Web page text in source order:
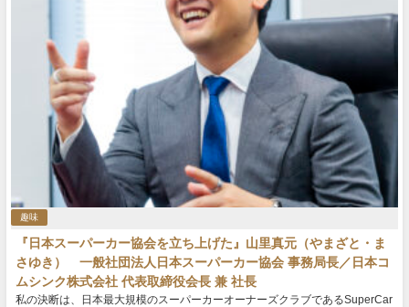
趣味
『日本スーパーカー協会を立ち上げた』山里真元（やまざと・ま
さゆき） 一般社団法人日本スーパーカー協会 事務局長／日本コ
ムシンク株式会社 代表取締役会長 兼 社長
私の決断は、日本最大規模のスーパーカーオーナーズクラブであるSuperCar